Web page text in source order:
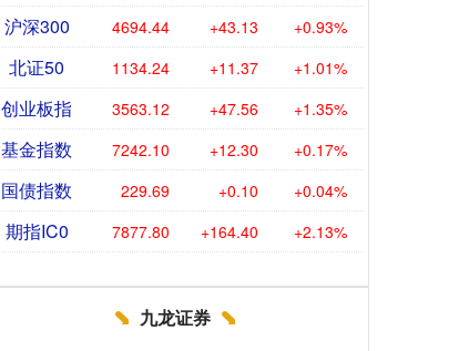
沪深300 4694.44 +43.13 +0.93%
北证50 1134.24 +11.37 +1.01%
创业板指 3563.12 +47.56 +1.35%
基金指数 7242.10 +12.30 +0.17%
国债指数 229.69 +0.10 +0.04%
期指IC0 7877.80 +164.40 +2.13%
九龙证券